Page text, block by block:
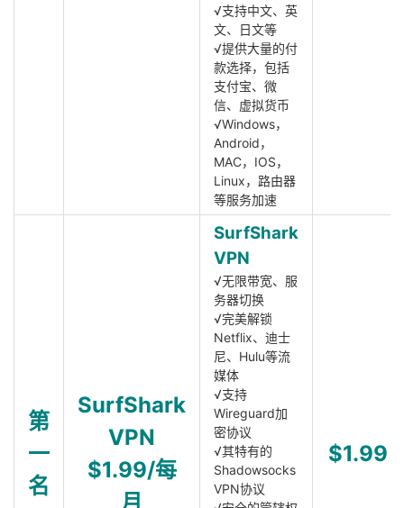
√支持中文、英
文、日文等
√提供大量的付
款选择，包括
支付宝、微
信、虚拟货币
√Windows，
Android，
MAC，IOS，
Linux，路由器
等服务加速
第
一
名
SurfShark
VPN
$1.99/每
月
SurfShark
VPN
√无限带宽、服
务器切换
√完美解锁
Netflix、迪士
尼、Hulu等流
媒体
√支持
Wireguard加
密协议
√其特有的
Shadowsocks
VPN协议
$1.99